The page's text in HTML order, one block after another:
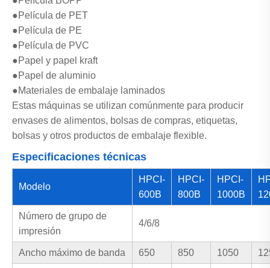
●Película de PET
●Película de PE
●Película de PVC
●Papel y papel kraft
●Papel de aluminio
●Materiales de embalaje laminados
Estas máquinas se utilizan comúnmente para producir
envases de alimentos, bolsas de compras, etiquetas,
bolsas y otros productos de embalaje flexible.
Especificaciones técnicas
Modelo
HPCI-
600B
HPCI-
800B
HPCI-
1000B
Número de grupo de
impresión
4/6/8
Ancho máximo de banda 650 850 1050